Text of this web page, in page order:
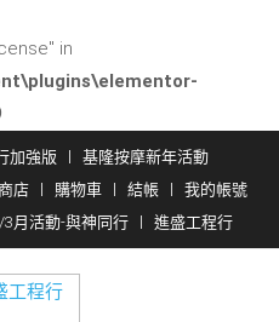
in
加強版
基隆按摩新年活動
店 購物車 結帳
我的帳號
3月活動-與神同行 進盛工程行